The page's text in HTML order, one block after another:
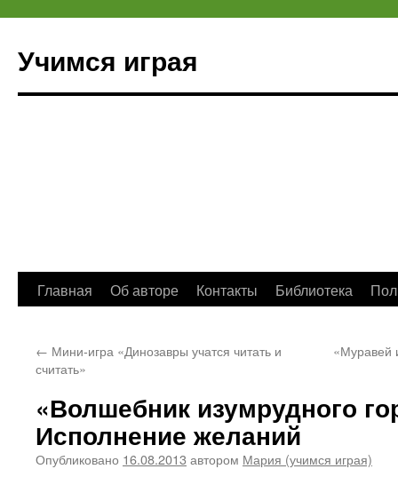
Учимся играя
Перейти
содержимому
Главная Об авторе Контакты Библиотека
← Мини-игра «Динозавры учатся читать и
считать»
«Муравей
«Волшебник изумрудного
Исполнение желаний
Опубликовано 16.08.2013 автором Мария (учимся играя)